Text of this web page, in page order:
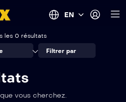
EN
les 0 résultats
Filtrer par
vous cherchez.